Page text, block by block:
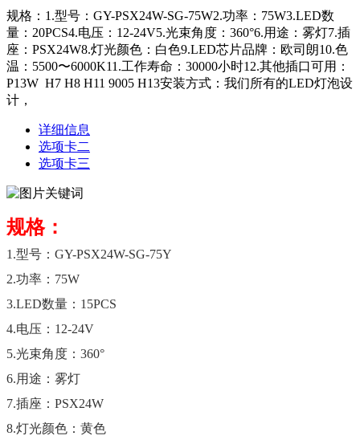
规格：1.型号：GY-PSX24W-SG-75W2.功率：75W3.LED数
量：20PCS4.电压：12-24V5.光束角度：360°6.用途：雾灯7.插
座：PSX24W8.灯光颜色：白色9.LED芯片品牌：欧司朗10.色
温：5500〜6000K11.工作寿命：30000小时12.其他插口可用：
P13W H7 H8 H11 9005 H13安装方式：我们所有的LED灯泡设
计，
详细信息
选项卡二
选项卡三
规格：
1.型号：GY-PSX24W-SG-75Y
2.功率：75W
3.LED数量：15PCS
4.电压：12-24V
5.光束角度：360°
6.用途：雾灯
7.插座：PSX24W
8.灯光颜色：黄色